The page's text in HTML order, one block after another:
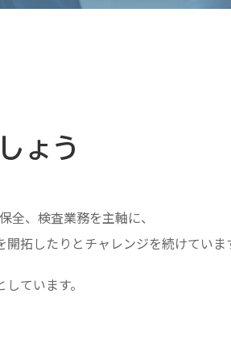
ょう
全、検査業務を主軸に、
拓したりとチャレンジを続けていま
ています。